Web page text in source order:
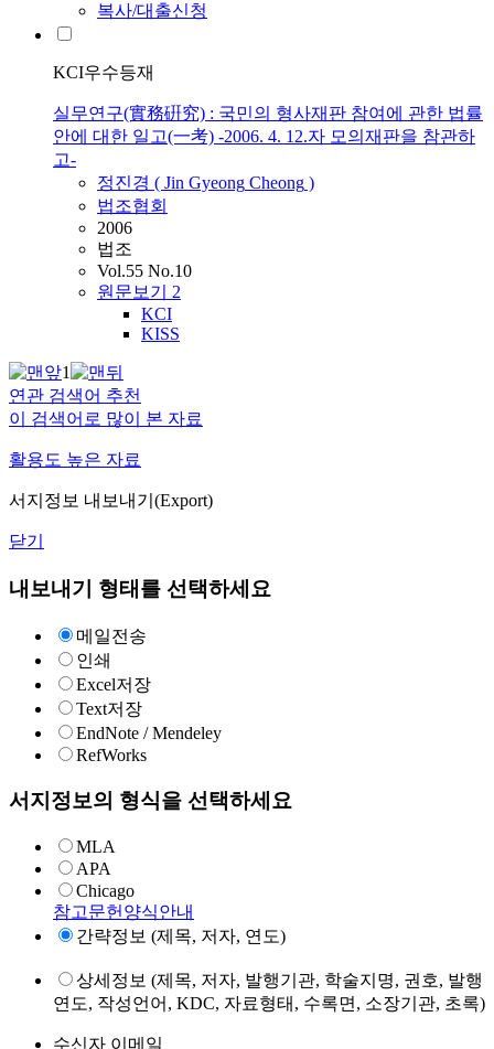
복사/대출신청
KCI우수등재
실무연구(實務硏究) : 국민의 형사재판 참여에 관한 법률
안에 대한 일고(一考) -2006. 4. 12.자 모의재판을 참관하
고-
정진경 ( Jin Gyeong Cheong )
법조협회
2006
법조
Vol.55 No.10
원문보기 2
KCI
KISS
1
연관 검색어 추천
이 검색어로 많이 본 자료
활용도 높은 자료
서지정보 내보내기(Export)
닫기
내보내기 형태를 선택하세요
메일전송
인쇄
Excel저장
Text저장
EndNote / Mendeley
RefWorks
서지정보의 형식을 선택하세요
MLA
APA
Chicago
참고문헌양식안내
간략정보 (제목, 저자, 연도)
상세정보 (제목, 저자, 발행기관, 학술지명, 권호, 발행
연도, 작성언어, KDC, 자료형태, 수록면, 소장기관, 초록)
수신자 이메일